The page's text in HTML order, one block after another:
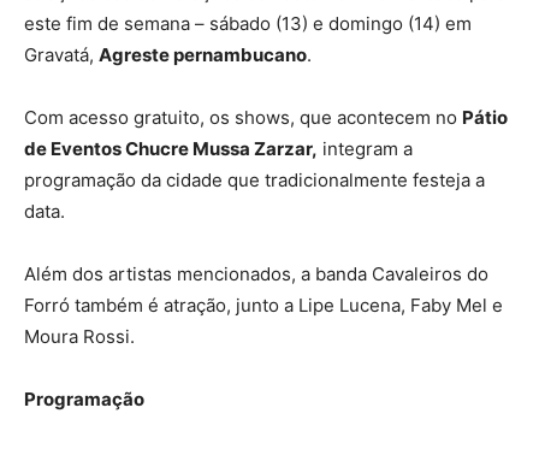
este fim de semana – sábado (13) e domingo (14) em
Gravatá, Agreste pernambucano.
Com acesso gratuito, os shows, que acontecem no Pátio
de Eventos Chucre Mussa Zarzar, integram a
programação da cidade que tradicionalmente festeja a
data.
Além dos artistas mencionados, a banda Cavaleiros do
Forró também é atração, junto a Lipe Lucena, Faby Mel e
Moura Rossi.
Programação